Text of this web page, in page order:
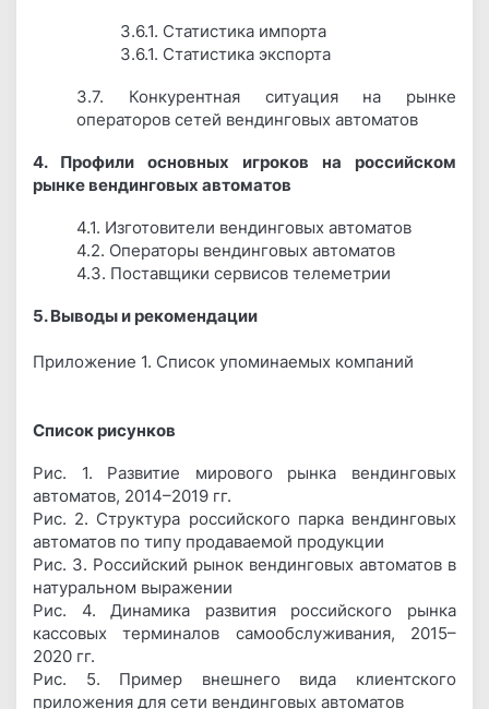
3.6.1. Статистика импорта
3.6.1. Статистика экспорта
3.7. Конкурентная ситуация на рынке
операторов сетей вендинговых автоматов
4. Профили основных игроков на российском
рынке вендинговых автоматов
4.1. Изготовители вендинговых автоматов
4.2. Операторы вендинговых автоматов
4.3. Поставщики сервисов телеметрии
5. Выводы и рекомендации
Приложение 1. Список упоминаемых компаний
Список рисунков
Рис. 1. Развитие мирового рынка вендинговых
автоматов, 2014–2019 гг.
Рис. 2. Структура российского парка вендинговых
автоматов по типу продаваемой продукции
Рис. 3. Российский рынок вендинговых автоматов в
натуральном выражении
Рис. 4. Динамика развития российского рынка
кассовых терминалов самообслуживания, 2015–
2020 гг.
Рис. 5. Пример внешнего вида клиентского
приложения для сети вендинговых автоматов